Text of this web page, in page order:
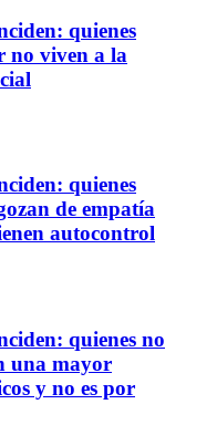
quienes
no viven a la
quienes
de empatía
autocontrol
quienes no
una mayor
y no es por